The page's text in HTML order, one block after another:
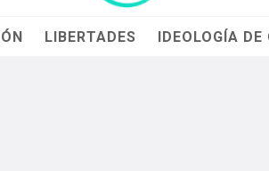
LIBERTADES IDEOLOGÍA DE